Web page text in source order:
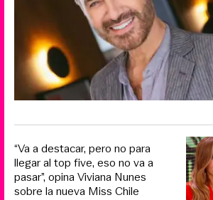
“Va a destacar, pero no para
llegar al top five, eso no va a
pasar”, opina Viviana Nunes
sobre la nueva Miss Chile